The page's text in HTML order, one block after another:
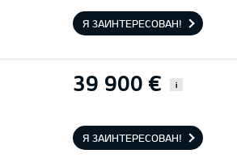
Я ЗАИНТЕРЕСОВАН!
39 900 € i
Я ЗАИНТЕРЕСОВАН!